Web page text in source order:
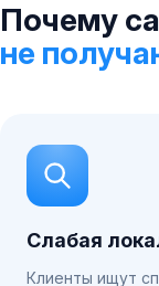
Почему
не
Слабая
Клиенты ищут